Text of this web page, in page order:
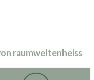
raumweltenheiss